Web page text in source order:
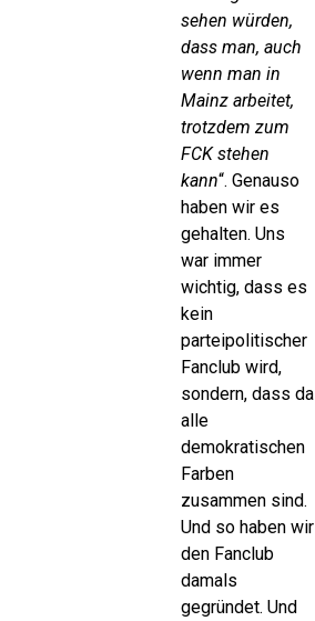
sehen würden,
dass man, auch
wenn man in
Mainz arbeitet,
trotzdem zum
FCK stehen
kann“. Genauso
haben wir es
gehalten. Uns
war immer
wichtig, dass es
kein
parteipolitischer
Fanclub wird,
sondern, dass da
alle
demokratischen
Farben
zusammen sind.
Und so haben wir
den Fanclub
damals
gegründet. Und